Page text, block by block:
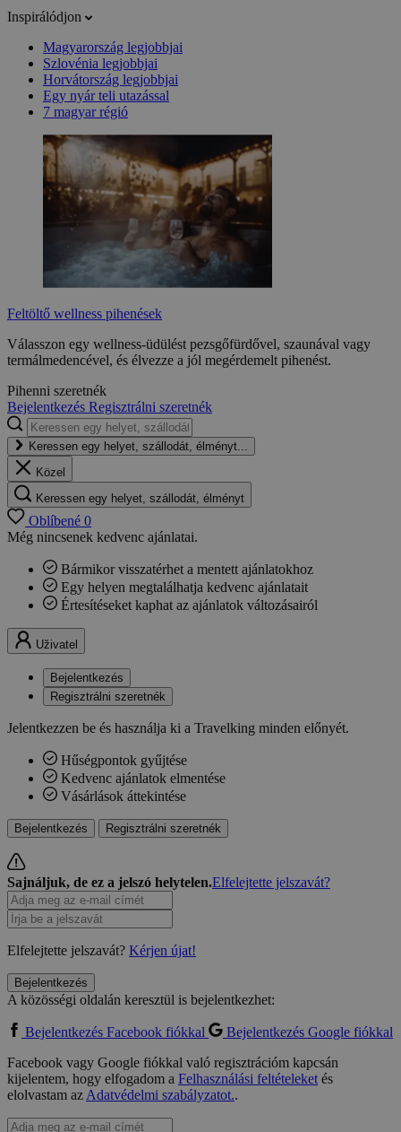
Inspirálódjon
Magyarország legjobbjai
Szlovénia legjobbjai
Horvátország legjobbjai
Egy nyár teli utazással
7 magyar régió
Feltöltő wellness pihenések
Válasszon egy wellness-üdülést pezsgőfürdővel, szaunával vagy
termálmedencével, és élvezze a jól megérdemelt pihenést.
Pihenni szeretnék
Bejelentkezés Regisztrálni szeretnék
Keressen egy helyet, szállodát, élményt...
Közel
Keressen egy helyet, szállodát, élményt
Oblíbené 0
Még nincsenek kedvenc ajánlatai.
Bármikor visszatérhet a mentett ajánlatokhoz
Egy helyen megtalálhatja kedvenc ajánlatait
Értesítéseket kaphat az ajánlatok változásairól
Uživatel
Bejelentkezés
Regisztrálni szeretnék
Jelentkezzen be és használja ki a Travelking minden előnyét.
Hűségpontok gyűjtése
Kedvenc ajánlatok elmentése
Vásárlások áttekintése
Bejelentkezés Regisztrálni szeretnék
Sajnáljuk, de ez a jelszó helytelen.Elfelejtette jelszavát?
Elfelejtette jelszavát? Kérjen újat!
Bejelentkezés
A közösségi oldalán keresztül is bejelentkezhet:
Bejelentkezés Facebook fiókkal
Bejelentkezés Google fiókkal
Facebook vagy Google fiókkal való regisztrációm kapcsán
kijelentem, hogy elfogadom a Felhasználási feltételeketés
elolvastam azAdatvédelmi szabályzatot..